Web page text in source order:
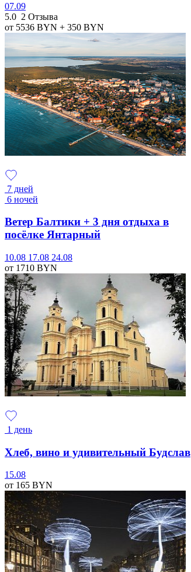
07.09
5.0 2 Отзыва
от 5536 BYN + 350 BYN
7 дней
6 ночей
Ветер Балтики + 3 дня отдыха в
посёлке Янтарный
10.08 17.08 24.08
от 1710 BYN
1 день
Хлеб, вино и удивительный Будслав
15.08
от 165 BYN